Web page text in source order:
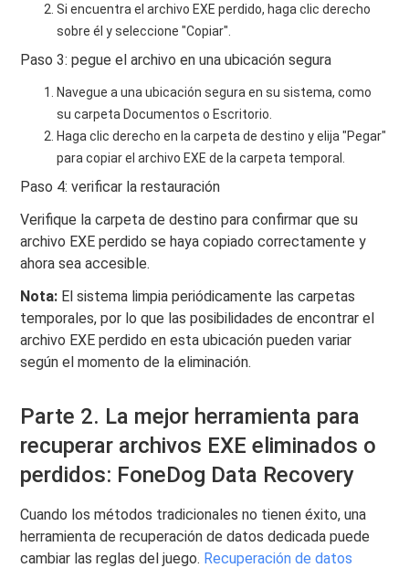
Si encuentra el archivo EXE perdido, haga clic derecho
sobre él y seleccione "Copiar".
Paso 3: pegue el archivo en una ubicación segura
Navegue a una ubicación segura en su sistema, como
su carpeta Documentos o Escritorio.
Haga clic derecho en la carpeta de destino y elija "Pegar"
para copiar el archivo EXE de la carpeta temporal.
Paso 4: verificar la restauración
Verifique la carpeta de destino para confirmar que su
archivo EXE perdido se haya copiado correctamente y
ahora sea accesible.
Nota: El sistema limpia periódicamente las carpetas
temporales, por lo que las posibilidades de encontrar el
archivo EXE perdido en esta ubicación pueden variar
según el momento de la eliminación.
Parte 2. La mejor herramienta para
recuperar archivos EXE eliminados o
perdidos: FoneDog Data Recovery
Cuando los métodos tradicionales no tienen éxito, una
herramienta de recuperación de datos dedicada puede
cambiar las reglas del juego. Recuperación de datos